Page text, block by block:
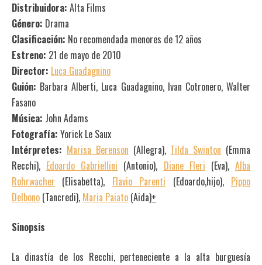
Distribuidora: Alta Films
Género: Drama
Clasificación: No recomendada menores de 12 años
Estreno: 21 de mayo de 2010
Director: Luca Guadagnino
Guión: Barbara Alberti, Luca Guadagnino, Ivan Cotronero, Walter
Fasano
Música: John Adams
Fotografía: Yorick Le Saux
Intérpretes: Marisa Berenson (Allegra), Tilda Swinton (Emma
Recchi), Edoardo Gabriellini (Antonio), Diane Fleri (Eva),Alba
Rohrwacher (Elisabetta), Flavio Parenti (Edoardo,hijo), Pippo
Delbono (Tancredi), Maria Paiato (Aida)+
Sinopsis
La dinastía de los Recchi, perteneciente a la alta burguesía